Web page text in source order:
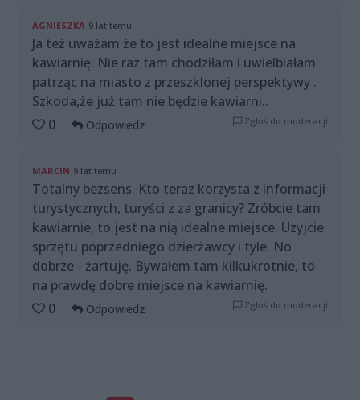
AGNIESZKA 9 lat temu
Ja też uważam że to jest idealne miejsce na
kawiarnię. Nie raz tam chodziłam i uwielbiałam
patrząc na miasto z przeszklonej perspektywy .
Szkoda,że już tam nie będzie kawiarni..
0
Odpowiedz Zgłoś do moderacji
MARCIN 9 lat temu
Totalny bezsens. Kto teraz korzysta z informacji
turystycznych, turyści z za granicy? Zróbcie tam
kawiarnie, to jest na nią idealne miejsce. Uzyjcie
sprzętu poprzedniego dzierżawcy i tyle. No
dobrze - żartuję. Bywałem tam kilkukrotnie, to
na prawdę dobre miejsce na kawiarnię.
0
Odpowiedz Zgłoś do moderacji